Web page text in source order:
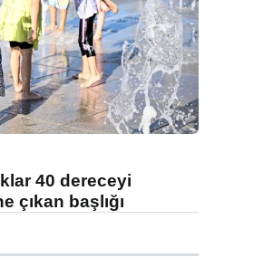
40 dereceyi
çıkan başlığı